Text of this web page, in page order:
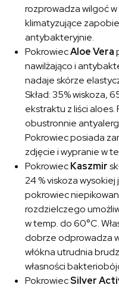
rozprowadza wilgoć
klimatyzujące
antybakteryjnie.
PokrowiecAloe Vera
nawilżająco i
nadaje skórze
Skład: 35% wiskoza,
ekstraktu z liści
obustronnie
Pokrowiec posiada
zdjęcie i wypranie w
PokrowiecKaszmir
24 % viskoza wysokiej
pokrowiec
rozdzielczego
w temp. do 60°C.
dobrze odprowadza
włókna utrudnia
własności
PokrowiecSilver